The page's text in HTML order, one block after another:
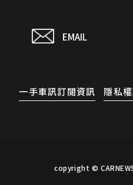
EMAIL
一手車訊訂閱資訊 隱私
copyright ©